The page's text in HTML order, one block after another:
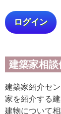
ログイン
建築家相
建築家紹介セ
家を紹介する
建物について